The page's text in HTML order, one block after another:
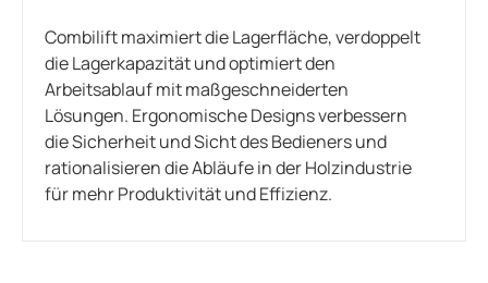
Combilift maximiert die Lagerfläche, verdoppelt
die Lagerkapazität und optimiert den
Arbeitsablauf mit maßgeschneiderten
Lösungen. Ergonomische Designs verbessern
die Sicherheit und Sicht des Bedieners und
rationalisieren die Abläufe in der Holzindustrie
für mehr Produktivität und Effizienz.